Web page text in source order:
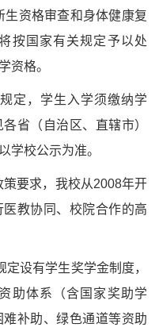
生资格审查和身体健康复
按国家有关规定予以处
资格。
定，学生入学须缴纳学
省（自治区、直辖市）
学校公示为准。
要求，我校从2008年开
教协同、校院合作的高
设有学生奖学金制度，
助体系（含国家奖助学
补助、绿色通道等资助